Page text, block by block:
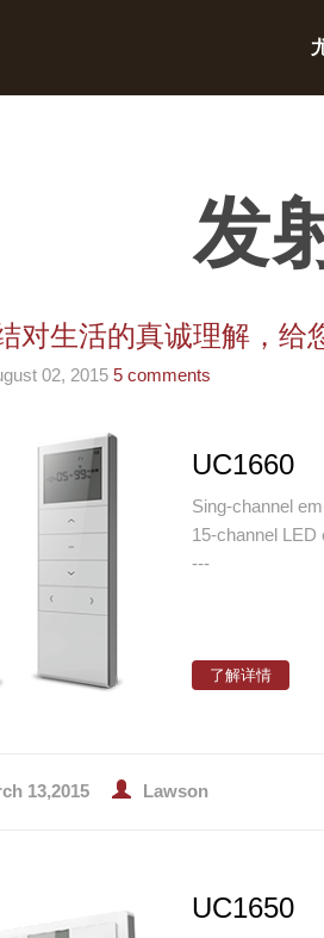
发
对生活的真诚理解，给
02, 2015 5 comments
UC1660
Sing-channel
15-channel
---
了解详情
13,2015 Lawson
UC1650